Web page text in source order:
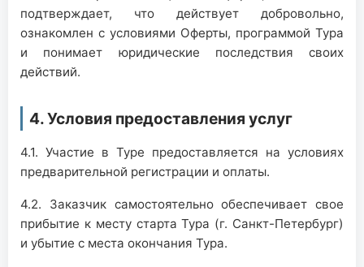
подтверждает, что действует добровольно,
ознакомлен с условиями Оферты, программой Тура
и понимает юридические последствия своих
действий.
4. Условия предоставления услуг
4.1. Участие в Туре предоставляется на условиях
предварительной регистрации и оплаты.
4.2. Заказчик самостоятельно обеспечивает свое
прибытие к месту старта Тура (г. Санкт-Петербург)
и убытие с места окончания Тура.